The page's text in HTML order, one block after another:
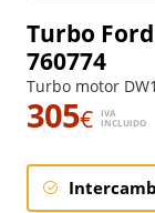
Turbo
760774
Turbo motor
305€
IVA
INCLUIDO